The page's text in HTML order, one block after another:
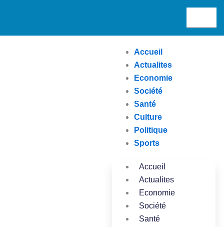
Accueil
Actualites
Economie
Société
Santé
Culture
Politique
Sports
Accueil
Actualites
Economie
Société
Santé